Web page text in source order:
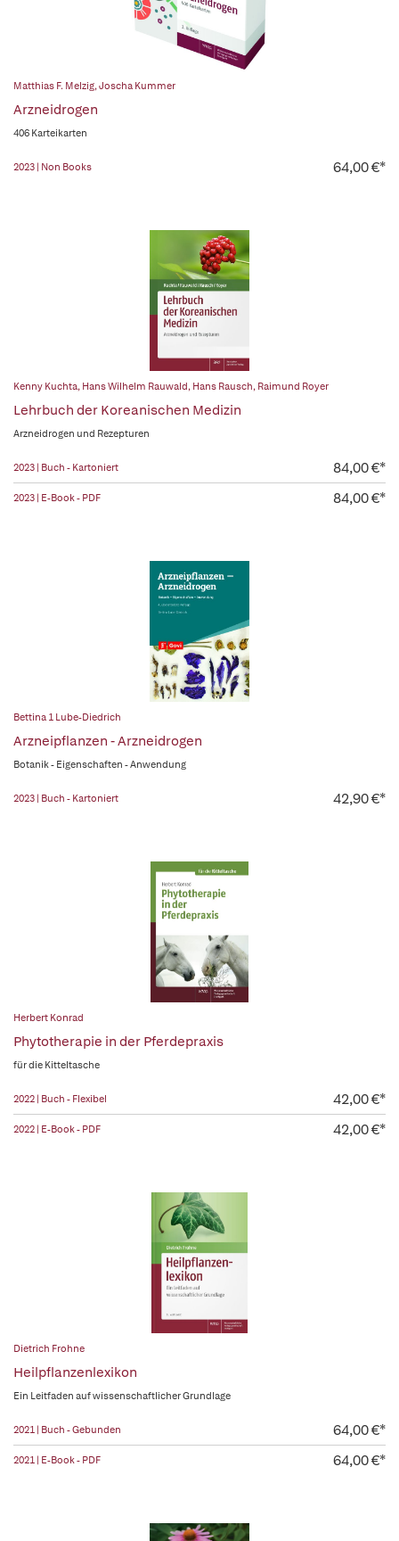
Matthias F. Melzig,Joscha Kummer
Arzneidrogen
406 Karteikarten
2023 | Non Books 64,00 €*
Kenny Kuchta, Hans Wilhelm Rauwald, Hans Rausch, Raimund Royer
Lehrbuch der Koreanischen Medizin
Arzneidrogen und Rezepturen
2023 | Buch - Kartoniert 84,00 €*
2023 | E-Book - PDF 84,00 €*
Bettina 1 Lube-Diedrich
Arzneipflanzen - Arzneidrogen
Botanik - Eigenschaften - Anwendung
2023 | Buch - Kartoniert 42,90 €*
Herbert Konrad
Phytotherapie in der Pferdepraxis
für die Kitteltasche
2022 | Buch - Flexibel 42,00 €*
2022 | E-Book - PDF 42,00 €*
Dietrich Frohne
Heilpflanzenlexikon
Ein Leitfaden auf wissenschaftlicher Grundlage
2021 | Buch - Gebunden 64,00 €*
2021 | E-Book - PDF 64,00 €*